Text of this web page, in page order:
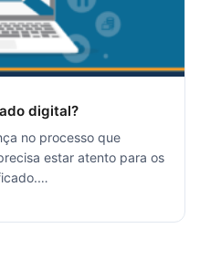
digital?
no processo que
estar atento para os